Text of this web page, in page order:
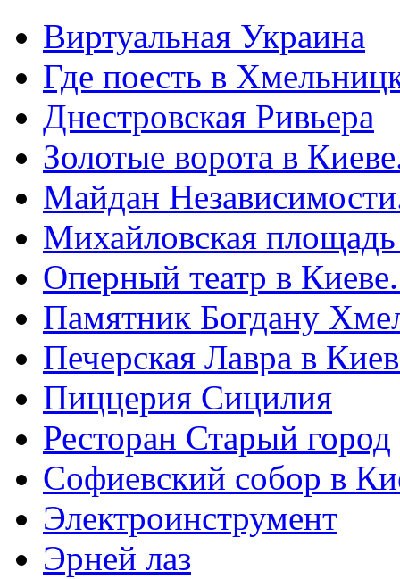
Виртуальная Украина
Где поесть в
Днестровская Ривьера
Золотые ворота в
Майдан
Михайловская
Оперный театр в
Памятник Богдану
Печерская Лавра в
Пиццерия Сицилия
Ресторан Старый город
Софиевский собор в
Электроинструмент
Эрней лаз